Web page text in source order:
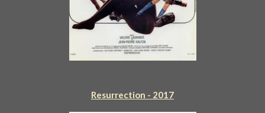
Resurrection - 2017